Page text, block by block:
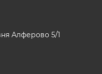
Алферово 5/1